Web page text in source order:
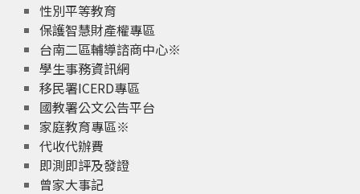
性別平等教育
保護智慧財產權專區
台南二區輔導諮商中心※
學生事務資訊網
移民署ICERD專區
國教署公文公告平台
家庭教育專區※
代收代辦費
即測即評及發證
曾家大事記